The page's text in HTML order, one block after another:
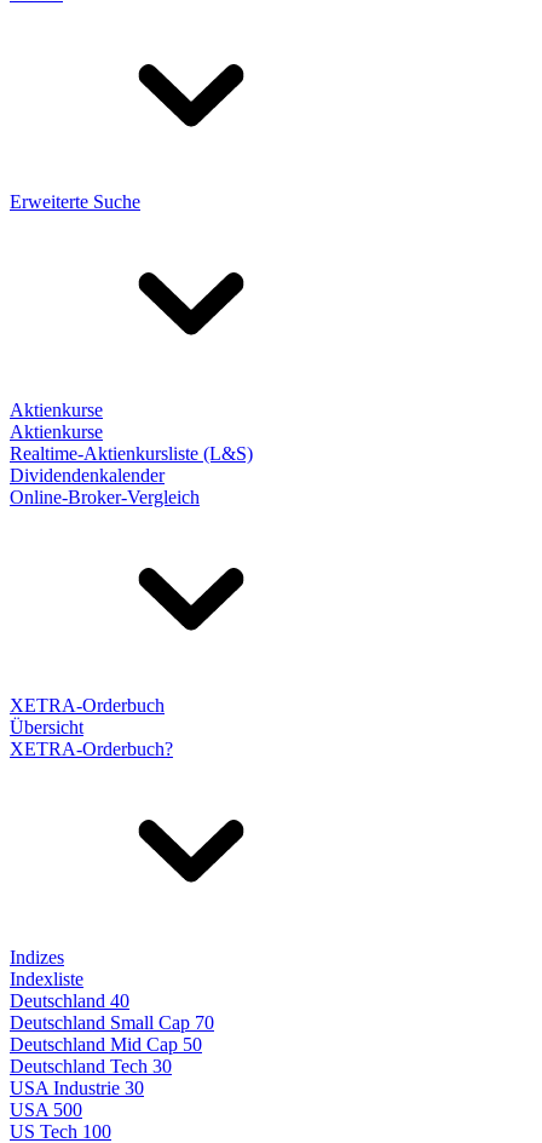
Erweiterte Suche
Aktienkurse
Aktienkurse
Realtime-Aktienkursliste (L&S)
Dividendenkalender
Online-Broker-Vergleich
XETRA-Orderbuch
Übersicht
XETRA-Orderbuch?
Indizes
Indexliste
Deutschland 40
Deutschland Small Cap 70
Deutschland Mid Cap 50
Deutschland Tech 30
USA Industrie 30
USA 500
US Tech 100